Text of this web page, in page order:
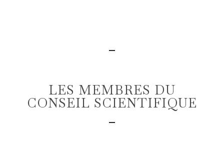
LES MEMBRES DU
CONSEIL SCIENTIFIQUE